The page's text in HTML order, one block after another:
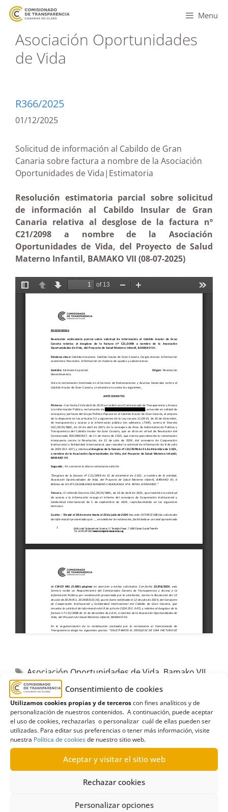
Consentimiento de cookies
Utilizamos cookies propias y de terceroscon fines analíticos y de
personalización de nuestros contenidos. A continuación, puede aceptar
el uso de cookies, rechazarlas o personalizar cuál de ellas pueden ser
utilizadas. Para editar sus preferencias o tener más información, visite
nuestra Política de cookiesde nuestro sitio web.
Aceptar y visitar el sitio web
Rechazar cookies
Personalizar opciones
Menu
Asociación Oportunidades
de Vida
R366/2025
01/12/2025
Solicitud de información al Cabildo de Gran
Canaria sobre factura a nombre de la Asociación
Oportunidades de Vida|Estimatoria
Resolución estimatoria parcial sobre solicitud
de información al Cabildo Insular de Gran
Canaria relativa al desglose de la factura nº
C21/2098 a nombre de la Asociación
Oportunidades de Vida, del Proyecto de Salud
Materno Infantil, BAMAKO VII (08-07-2025)
Asociación Oportunidades de Vida Bamako VII
Cabildo de Gran Canaria,Estimatoria,Factura
grupos políticos,Partido Popular,PP
R517/2024
Solicitud al Cabildo de Gran Canaria sobre una